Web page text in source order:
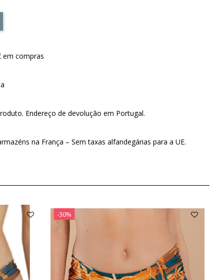
em compras
Endereço de devolução em Portugal.
na França – Sem taxas alfandegárias para a UE.
-30%